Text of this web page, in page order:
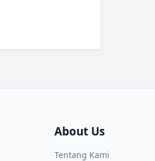
About Us
Tentang Kami